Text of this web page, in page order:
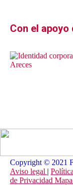
Con el apoyo
Copyright © 2021
Aviso legal |
de Privacidad